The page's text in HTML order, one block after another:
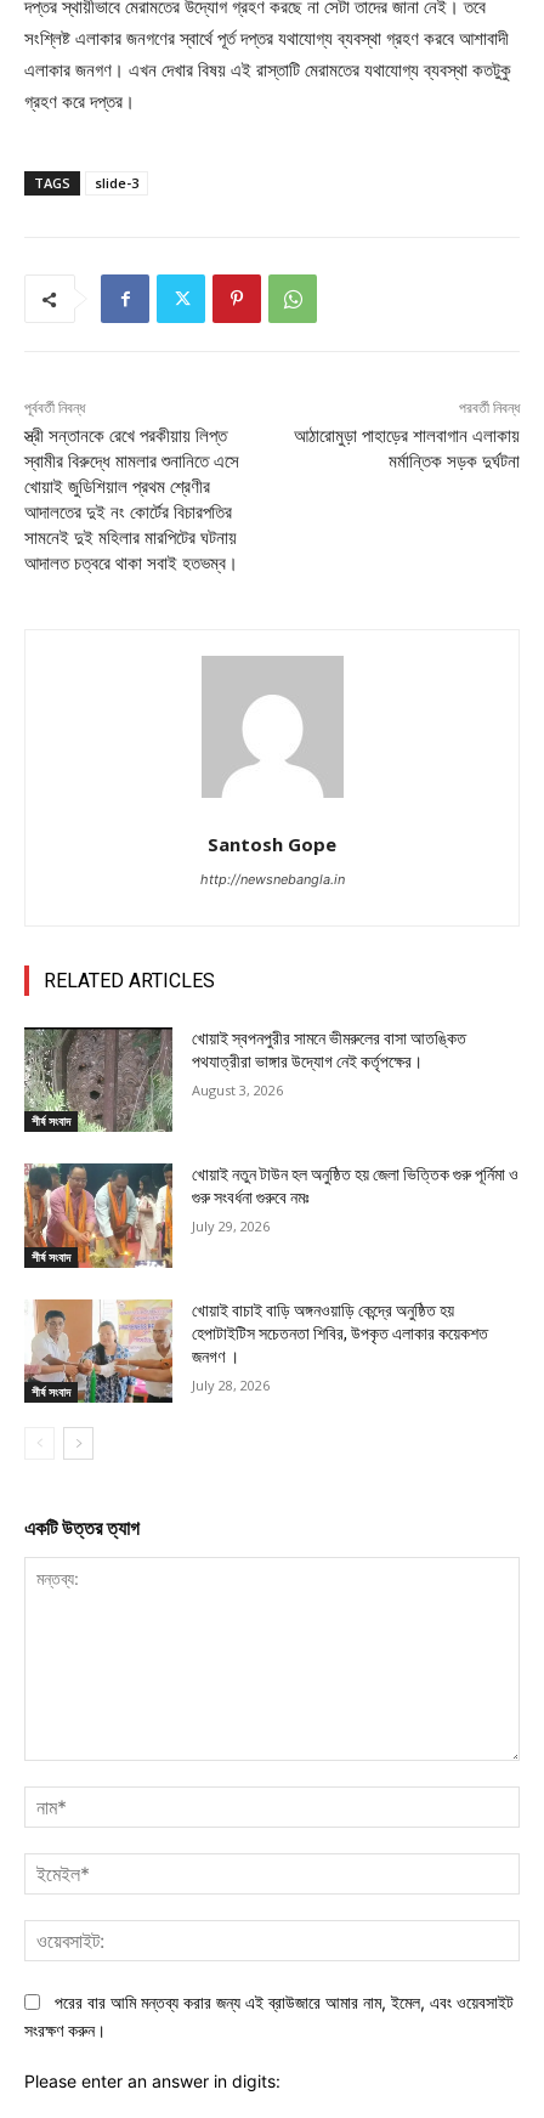
দপ্তর স্থায়ীভাবে মেরামতের উদ্যোগ গ্রহণ করছে না সেটা তাদের জানা নেই। তবে
সংশ্লিষ্ট এলাকার জনগণের স্বার্থে পূর্ত দপ্তর যথাযোগ্য ব্যবস্থা গ্রহণ করবে আশাবাদী
এলাকার জনগণ। এখন দেখার বিষয় এই রাস্তাটি মেরামতের যথাযোগ্য ব্যবস্থা কতটুকু
গ্রহণ করে দপ্তর।
TAGS slide-3
পূর্ববর্তী নিবন্ধ
স্ত্রী সন্তানকে রেখে পরকীয়ায় লিপ্ত
স্বামীর বিরুদ্ধে মামলার শুনানিতে এসে
খোয়াই জুডিশিয়াল প্রথম শ্রেণীর
আদালতের দুই নং কোর্টের বিচারপতির
সামনেই দুই মহিলার মারপিটের ঘটনায়
আদালত চত্বরে থাকা সবাই হতভম্ব।
পরবর্তী নিবন্ধ
আঠারোমুড়া পাহাড়ের শালবাগান এলাকায়
মর্মান্তিক সড়ক দুর্ঘটনা
Santosh Gope
http://newsnebangla.in
RELATED ARTICLES
শীর্ষ সংবাদ
খোয়াই স্বপনপুরীর সামনে ভীমরুলের বাসা আতঙ্কিত
পথযাত্রীরা ভাঙ্গার উদ্যোগ নেই কর্তৃপক্ষের।
August 3, 2026
শীর্ষ সংবাদ
খোয়াই নতুন টাউন হল অনুষ্ঠিত হয় জেলা ভিত্তিক গুরু পূর্নিমা ও
গুরু সংবর্ধনা গুরুবে নমঃ
July 29, 2026
শীর্ষ সংবাদ
খোয়াই বাচাই বাড়ি অঙ্গনওয়াড়ি কেন্দ্রে অনুষ্ঠিত হয়
হেপাটাইটিস সচেতনতা শিবির, উপকৃত এলাকার কয়েকশত
জনগণ ।
July 28, 2026
একটি উত্তর ত্যাগ
পরের বার আমি মন্তব্য করার জন্য এই ব্রাউজারে আমার নাম, ইমেল, এবং ওয়েবসাইট
সংরক্ষণ করুন।
Please enter an answer in digits: